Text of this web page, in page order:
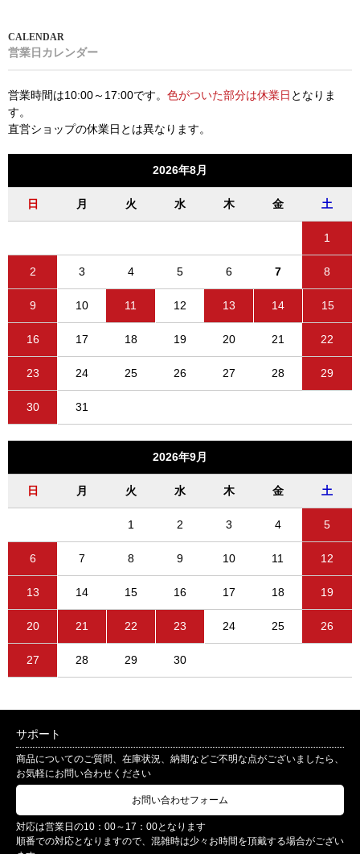
営業日カレンダー
営業時間は10:00～17:00です。 色がついた部分は休業日 となりま
す。
直営ショップの休業日とは異なります。
2026年8月
日 月 火 水 木 金 土
1
2 3 4 5 6 7 8
9 10 11 12 13 14 15
16 17 18 19 20 21 22
23 24 25 26 27 28 29
30 31
2026年9月
日 月 火 水 木 金 土
1 2 3 4 5
6 7 8 9 10 11 12
13 14 15 16 17 18 19
20 21 22 23 24 25 26
27 28 29 30
サポート
商品についてのご質問、在庫状況、納期などご不明な点がございましたら、
お気軽にお問い合わせください
お問い合わせフォーム
対応は営業日の10：00～17：00となります
順番での対応となりますので、混雑時は少々お時間を頂戴する場合がござい